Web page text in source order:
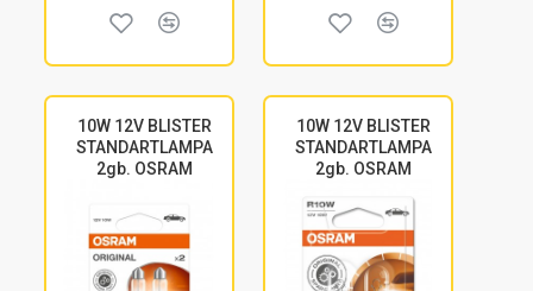
10W 12V BLISTER
STANDARTLAMPA
2gb. OSRAM
10W 12V BLISTER
STANDARTLAMPA
2gb. OSRAM